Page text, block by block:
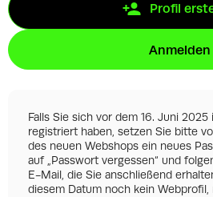
Profil
Anmelden
Falls Sie sich vor dem 16. Juni
registriert haben, setzen Sie bitte
des neuen Webshops ein neues
auf „Passwort vergessen“ und
E-Mail, die Sie anschließend
diesem Datum noch kein